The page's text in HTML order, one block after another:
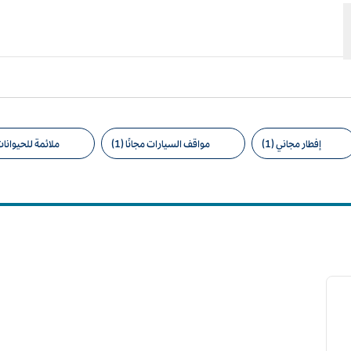
إفطار مجاني (1) مواقف السيارات مجانًا (1) ملائمة
الصورة التالية